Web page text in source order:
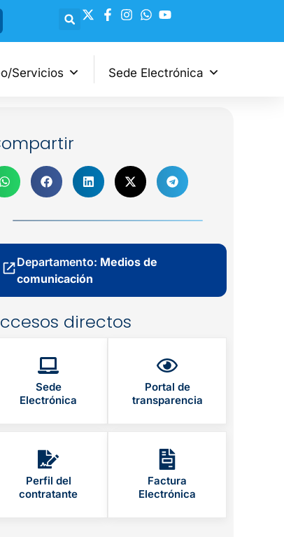
Servicios Sede Electrónica
Departamento: Medios de
comunicación
directos
Sede
Electrónica
Portal de
transparencia
Perfil del
contratante
Factura
Electrónica